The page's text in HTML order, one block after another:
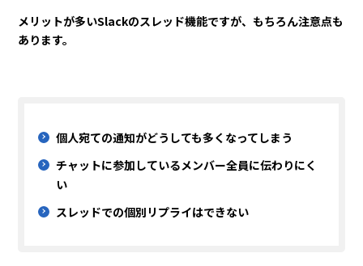
メリットが多いSlackのスレッド機能ですが、もちろん注意点も
あります。
個人宛ての通知がどうしても多くなってしまう
チャットに参加しているメンバー全員に伝わりにく
い
スレッドでの個別リプライはできない